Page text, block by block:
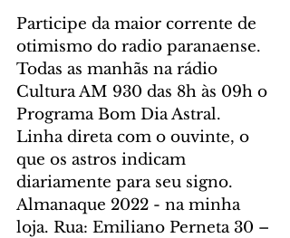
Participe da maior corrente de
otimismo do radio paranaense.
Todas as manhãs na rádio
Cultura AM 930 das 8h às 09h o
Programa Bom Dia Astral.
Linha direta com o ouvinte, o
que os astros indicam
diariamente para seu signo.
Almanaque 2022 - na minha
loja. Rua: Emiliano Perneta 30 –